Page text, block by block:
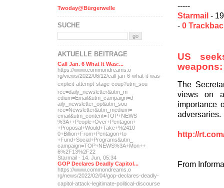
-----
Starmail -
- 0
US
The
views on
importance
adversaries.
http://
From
Twoday@Bürgerwelle
SUCHE
AKTUELLE BEITRÄGE
Call Jan. 6 What It Was:...
https://www.commondreams.o
rg/views/2022/06/12/call-jan-6-what-it-was-
explicit-attempt-stage-coup?utm_sou
rce=daily_newsletter&utm_m
edium=Email&utm_campaign=d
aily_newsletter_op&utm_sou
rce=Newsletter&utm_medium=
email&utm_content=TOP+NEWS
%3A++People+Over+Pentagon+
+Proposal+Would+Take+%2410
0+Billion+From+Pentagon+to
+Fund+Social+Programs&utm_
campaign=TOP+NEWS%3A+Mon++
6%2F13%2F22
Starmail - 14. Jun, 05:34
GOP Declares Deadly Capitol...
https://www.commondreams.o
rg/news/2022/02/04/gop-declares-deadly-
capitol-attack-legitimate-political-discourse